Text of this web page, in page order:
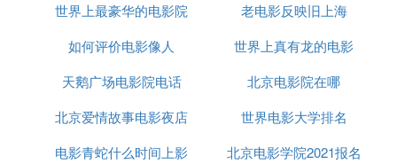
整体介于甜美与大气之间，不过照片一出，港式美女
的气氛就出来了，气氛很好，张小斐最大的特点就是
被挤出肉体有点美，但她自嘲是因为裙子太紧，把分
数拿回来了，清新不做作的漂亮姐姐永远受欢迎，但
整体红毯表现，最稳定的还是号称“固定地毯针”倪
妮，气质出众，容貌靓丽，身姿极佳，每次加分不
世界上最豪华的电影院
排名
老电影反映旧上海
如何评价电影像人
世界上真有龙的电影
天鹅广场电影院电话
北京电影院在哪
北京爱情故事电影夜店
吻戏
世界电影大学排名
电影青蛇什么时间上影
北京电影学院2021报名